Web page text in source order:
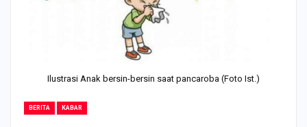
Ilustrasi Anak bersin-bersin saat pancaroba (Foto Ist.)
BERITA KABAR